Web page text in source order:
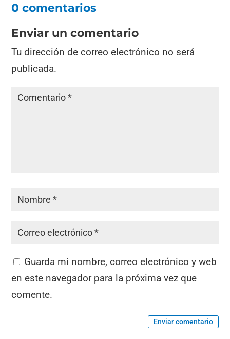
0 comentarios
Enviar un comentario
Tu dirección de correo electrónico no será
publicada.
Guarda mi nombre, correo electrónico y web
en este navegador para la próxima vez que
comente.
Enviar comentario